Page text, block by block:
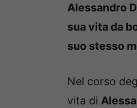
Alessandro
sua vita da
suo stesso
Nel corso
vita di